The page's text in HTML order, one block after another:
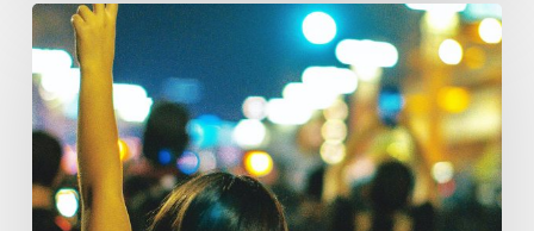
Podcast
«
Of
Counsel
»
Micheal